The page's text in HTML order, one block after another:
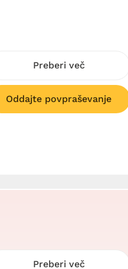
Preberi več
Oddajte povpraševanje
Preberi več